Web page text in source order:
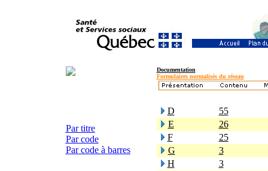
Documentation
Formulaires normalisés du réseau
Par titre
Par code
Par code à barres
D
55
E
26
F
25
G
3
H
3